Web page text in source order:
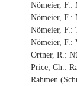
Nömeier, F.:
Nömeier, F.:
Nömeier, F.:
Nömeier, F.:
Ortner, R.:
Price, Ch.:
Rahmen